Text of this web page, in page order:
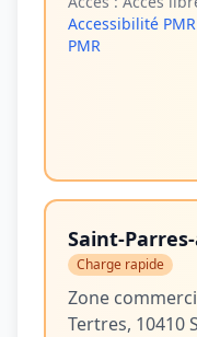
Accessibilité
PMR
Saint-
Charge rapide
Zone
Tertres, 10410